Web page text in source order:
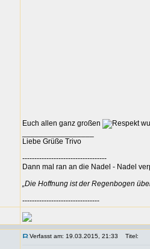
Euch allen ganz großen
Liebe Grüße Trivo
-----------------------------------
Dann mal ran an die Nadel - Nadel
„Die Hoffnung ist der Regenbogen
--------------------------------
Verfasst am: 19.03.2015, 21:33 Titel: